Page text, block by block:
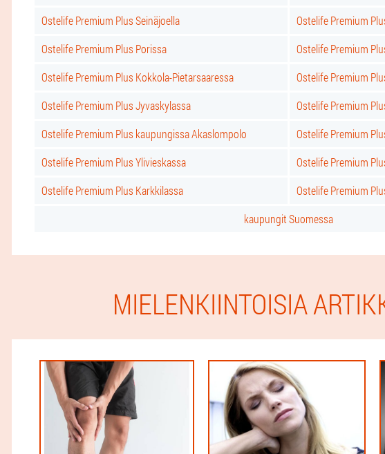
Ostelife Premium Plus Seinäjoella
Ostelife Premium
Ostelife Premium Plus Porissa
Ostelife Premium
Ostelife Premium Plus Kokkola-Pietarsaaressa
Ostelife Premium
Ostelife Premium Plus Jyvaskylassa
Ostelife Premium
Ostelife Premium Plus kaupungissa Akaslompolo
Ostelife Premium
Ostelife Premium Plus Ylivieskassa
Ostelife Premium
Ostelife Premium Plus Karkkilassa
Ostelife Premium
kaupungit Suomessa
MIELENKIINTOISIA